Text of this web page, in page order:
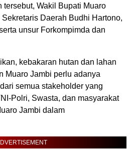
tersebut, Wakil Bupati Muaro
Daerah Budhi Hartono,
unsur Forkompimda dan
kebakaran hutan dan lahan
Muaro Jambi perlu adanya
semua stakeholder yang
Polri, Swasta, dan masyarakat
Jambi dalam